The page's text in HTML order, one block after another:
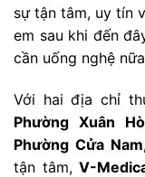
sự tận tâm, uy tín
em sau khi đến
cần uống nghệ
Với hai địa chỉ
Phường Xuân
Phường Cửa
tận tâm,V-